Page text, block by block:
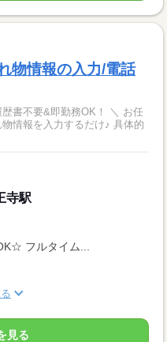
物情報の入力/電話
を入力するだけ♪ 具体的
寺駅
フルタイム...
見る